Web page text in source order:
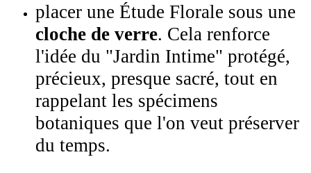
placer une Étude Florale sous une
cloche de verre. Cela renforce
l'idée du "Jardin Intime" protégé,
précieux, presque sacré, tout en
rappelant les spécimens
botaniques que l'on veut préserver
du temps.